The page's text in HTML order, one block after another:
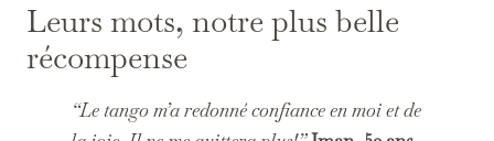
Leurs mots, notre plus belle
récompense
“Le tango m’a redonné confiance en moi et de